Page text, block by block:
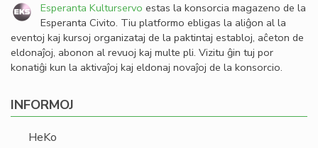
Esperanta Kulturservo estas la konsorcia magazeno de la
Esperanta Civito. Tiu platformo ebligas la aliĝon al la
eventoj kaj kursoj organizataj de la paktintaj establoj, aĉeton de
eldonaĵoj, abonon al revuoj kaj multe pli. Vizitu ĝin tuj por
konatiĝi kun la aktivaĵoj kaj eldonaj novaĵoj de la konsorcio.
INFORMOJ
HeKo